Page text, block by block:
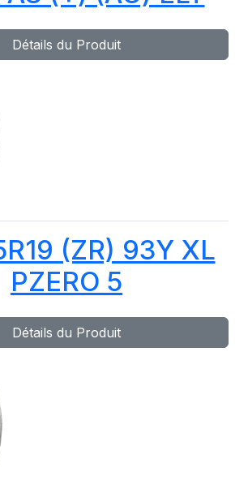
Détails du Produit
(ZR) 93Y XL
PZERO 5
Détails du Produit